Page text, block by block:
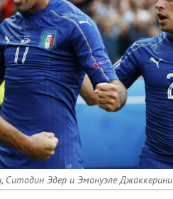
Ситодин Эдер и Эмануэле Джаккерини